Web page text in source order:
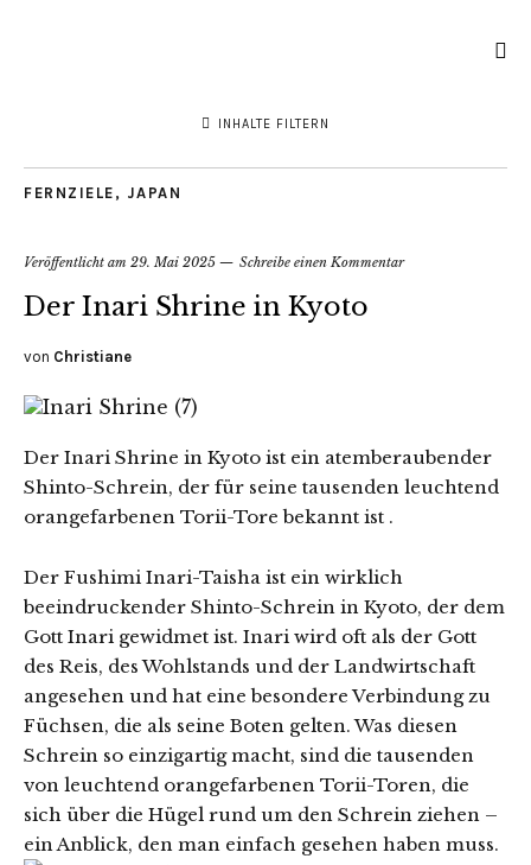
INHALTE FILTERN
FERNZIELE , JAPAN
Veröffentlicht am 29. Mai 2025 Schreibe einen Kommentar
Der Inari Shrine in Kyoto
von Christiane
Der Inari Shrine in Kyoto ist ein atemberaubender
Shinto-Schrein, der für seine tausenden leuchtend
orangefarbenen Torii-Tore bekannt ist .
Der Fushimi Inari-Taisha ist ein wirklich
beeindruckender Shinto-Schrein in Kyoto, der dem
Gott Inari gewidmet ist. Inari wird oft als der Gott
des Reis, des Wohlstands und der Landwirtschaft
angesehen und hat eine besondere Verbindung zu
Füchsen, die als seine Boten gelten. Was diesen
Schrein so einzigartig macht, sind die tausenden
von leuchtend orangefarbenen Torii-Toren, die
sich über die Hügel rund um den Schrein ziehen –
ein Anblick, den man einfach gesehen haben muss.